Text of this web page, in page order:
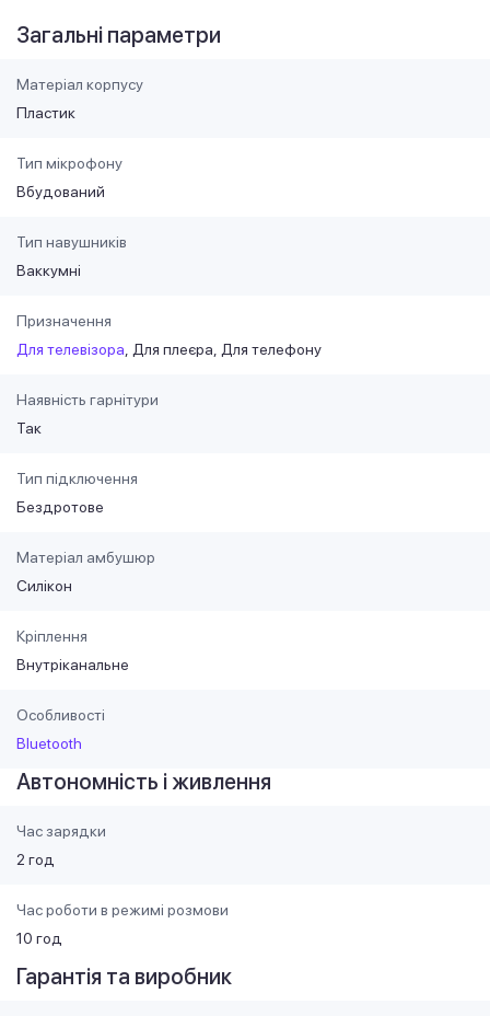
Загальні параметри
Матеріал корпусу
Пластик
Тип мікрофону
Вбудований
Тип навушників
Ваккумні
Призначення
Для телевізора
Для плеєра Для телефону
Наявність гарнітури
Так
Тип підключення
Бездротове
Матеріал амбушюр
Силікон
Кріплення
Внутріканальне
Особливості
Bluetooth
Автономність і живлення
Час зарядки
2 год
Час роботи в режимі розмови
10 год
Гарантія та виробник